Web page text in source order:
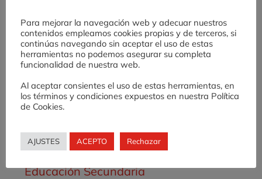
Entradas recientes
de Ensayos para Emprender (BEE)
Desafío AE: una experiencia de
fomento de cultura emprendedora en
Educación Secundaria
Para mejorar la navegación web y adecuar nuestros
contenidos empleamos cookies propias y de terceros, si
continúas navegando sin aceptar el uso de estas
herramientas no podemos asegurar su completa
funcionalidad de nuestra web.
Al aceptar consientes el uso de estas herramientas, en
los términos y condiciones expuestos en nuestra Política
de Cookies.
AJUSTES ACEPTO Rechazar